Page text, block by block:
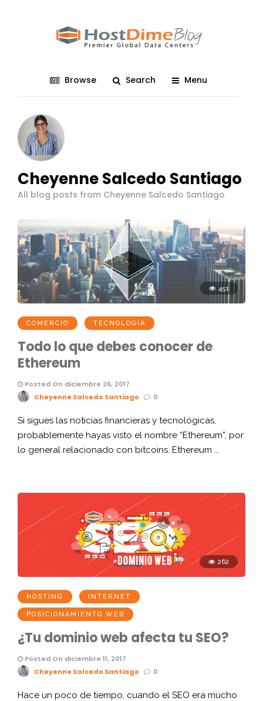
Browse Search Menu
Cheyenne Salcedo Santiago
All blog posts from Cheyenne Salcedo Santiago
451
COMERCIO TECNOLOGÍA
Todo lo que debes conocer de
Ethereum
Posted On diciembre 26, 2017
Cheyenne Salcedo Santiago
0
Si sigues las noticias financieras y tecnológicas,
probablemente hayas visto el nombre “Ethereum”, por
lo general relacionado con bitcoins. Ethereum …
262
HOSTING INTERNET
POSICIONAMIENTO WEB
¿Tu dominio web afecta tu SEO?
Posted On diciembre 11, 2017
Cheyenne Salcedo Santiago
0
Hace un poco de tiempo, cuando el SEO era mucho